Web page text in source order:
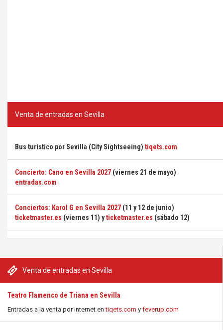
Venta de entradas en Sevilla
Teatro Flamenco de Triana en Sevilla
Entradas a la venta por internet entiqets.com y feverup.com
Venta de entradas en Sevilla
Bus turístico por Sevilla (City Sightseeing) tiqets.com
Concierto: Cano en Sevilla 2027 (viernes 21 de mayo)
entradas.com
Conciertos: Karol G en Sevilla 2027 (11 y 12 de junio)
ticketmaster.es (viernes 11) yticketmaster.es (sábado 12)